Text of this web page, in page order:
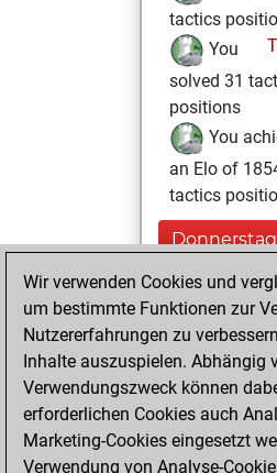
tactics
You
solved 31
positions
You
an Elo of
tactics
You
blitz games
You
=1 -27 in blitz
Dienstag,
Wir verwenden Cookies und
um bestimmte Funktionen zur
Nutzererfahrungen zu
Inhalte auszuspielen. Abhängig
Verwendungszweck können
erforderlichen Cookies auch
Marketing-Cookies eingesetzt
Verwendung von Analyse-